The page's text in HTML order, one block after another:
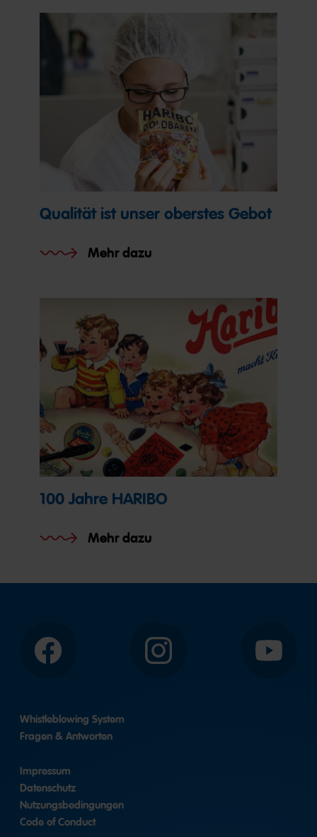
Qualität ist unser oberstes Gebot
Mehr dazu
100 Jahre HARIBO
Mehr dazu
Facebook
-
Instagram
-
YouTube
Whistleblowing System
Fragen & Antworten
Impressum
Datenschutz
Nutzungsbedingungen
Code of Conduct